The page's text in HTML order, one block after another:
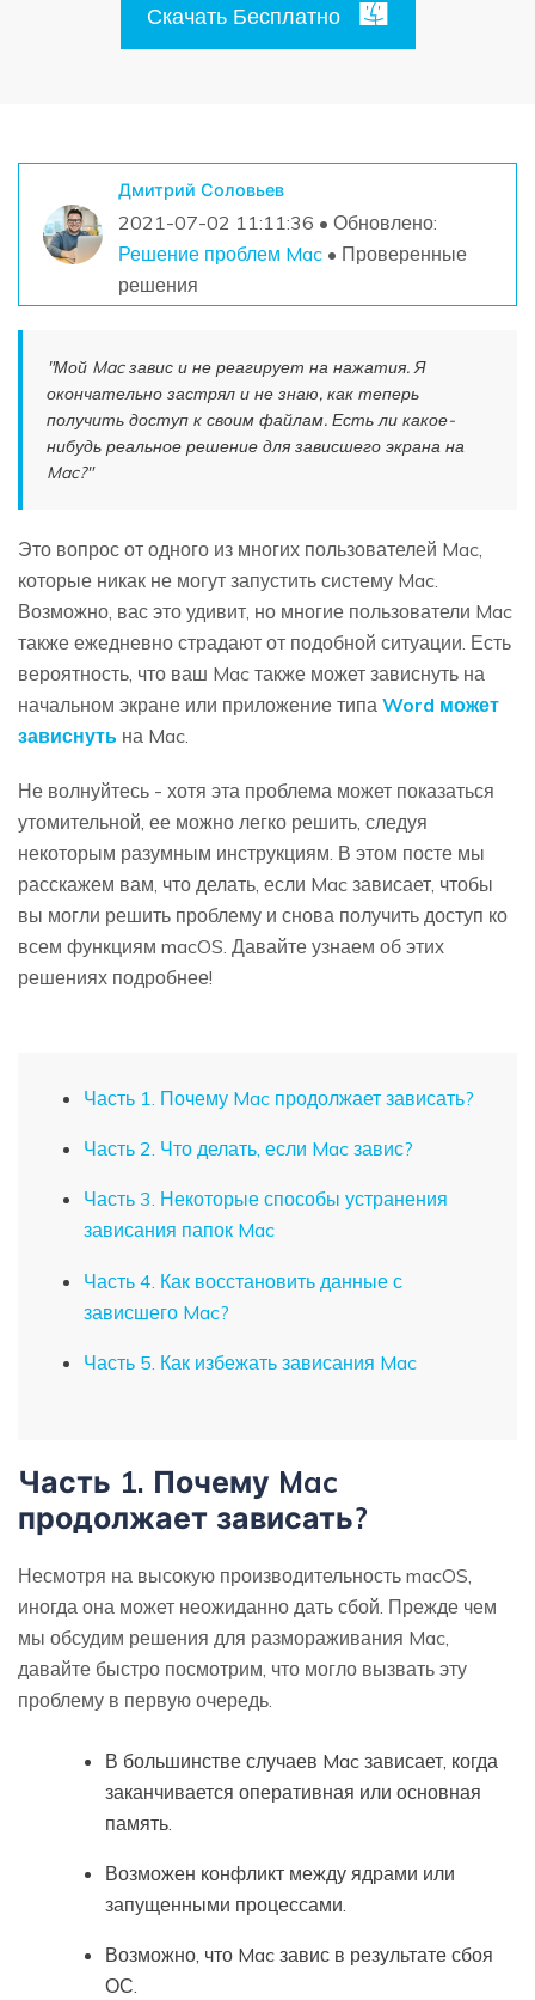
Скачать Бесплатно
Дмитрий Соловьев
2021-07-02 11:11:36 • Обновлено:
Решение проблем Mac• Проверенные
решения
"Мой Mac завис и не реагирует на нажатия. Я
окончательно застрял и не знаю, как теперь
получить доступ к своим файлам. Есть ли какое-
нибудь реальное решение для зависшего экрана на
Mac?"
Это вопрос от одного из многих пользователей Mac,
которые никак не могут запустить систему Mac.
Возможно, вас это удивит, но многие пользователи Mac
также ежедневно страдают от подобной ситуации. Есть
вероятность, что ваш Mac также может зависнуть на
начальном экране или приложение типа Word может
зависнуть на Mac.
Не волнуйтесь - хотя эта проблема может показаться
утомительной, ее можно легко решить, следуя
некоторым разумным инструкциям. В этом посте мы
расскажем вам, что делать, если Mac зависает, чтобы
вы могли решить проблему и снова получить доступ ко
всем функциям macOS. Давайте узнаем об этих
решениях подробнее!
Часть 1. Почему Mac продолжает зависать?
Часть 2. Что делать, если Mac завис?
Часть 3. Некоторые способы устранения
зависания папок Mac
Часть 4. Как восстановить данные с
зависшего Mac?
Часть 5. Как избежать зависания Mac
Часть 1. Почему Mac
продолжает зависать?
Несмотря на высокую производительность macOS,
иногда она может неожиданно дать сбой. Прежде чем
мы обсудим решения для размораживания Mac,
давайте быстро посмотрим, что могло вызвать эту
проблему в первую очередь.
В большинстве случаев Mac зависает, когда
заканчивается оперативная или основная
память.
Возможен конфликт между ядрами или
запущенными процессами.
Возможно, что Mac завис в результате сбоя
ОС.